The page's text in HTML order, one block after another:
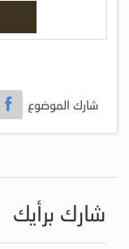
شارك الموضوع
شارك برأيك